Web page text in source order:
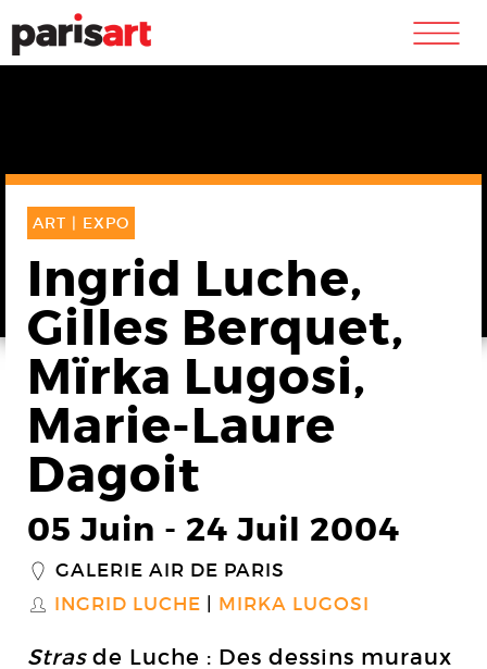
m
ART | EXPO
Ingrid Luche,
Gilles Berquet,
Mïrka Lugosi,
Marie-Laure
Dagoit
05 Juin - 24 Juil 2004
_ GALERIE AIR DE PARIS
S INGRID LUCHE MIRKA LUGOSI
Strasde Luche : Des dessins muraux